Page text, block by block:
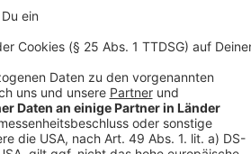
mit Josefine Paul anhören
Narciandi, Leiter unseres